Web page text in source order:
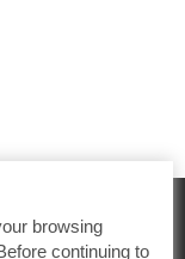
browsing
continuing to